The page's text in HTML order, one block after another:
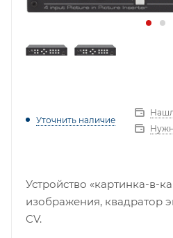
Уточнить наличие
Устройство «картинка-в-
изображения, квадратор
CV.